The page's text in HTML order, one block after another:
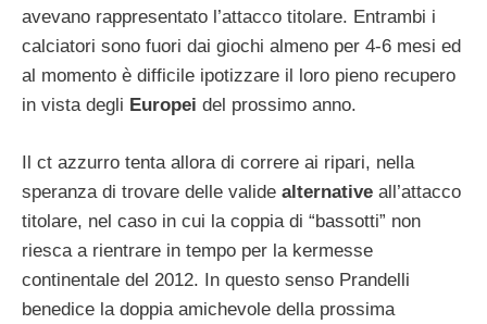
avevano rappresentato l’attacco titolare. Entrambi i
calciatori sono fuori dai giochi almeno per 4-6 mesi ed
al momento è difficile ipotizzare il loro pieno recupero
in vista degli Europei del prossimo anno.
Il ct azzurro tenta allora di correre ai ripari, nella
speranza di trovare delle valide alternative all’attacco
titolare, nel caso in cui la coppia di “bassotti” non
riesca a rientrare in tempo per la kermesse
continentale del 2012. In questo senso Prandelli
benedice la doppia amichevole della prossima